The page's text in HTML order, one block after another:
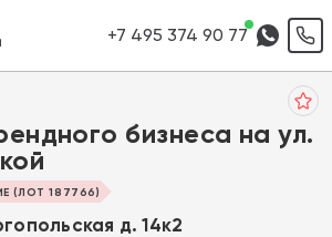
+7 495 374 90 77
бизнеса на ул.
(ЛОТ 187766)
д. 14к2